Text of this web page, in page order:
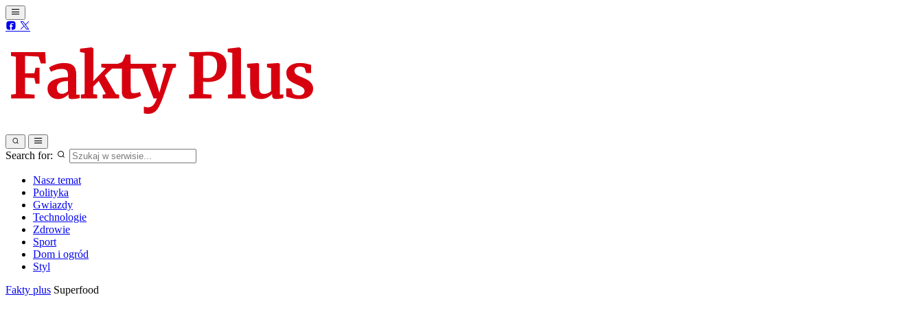
Search for:
Nasz temat
Polityka
Gwiazdy
Technologie
Zdrowie
Sport
Dom i ogród
Styl
Fakty plus Superfood